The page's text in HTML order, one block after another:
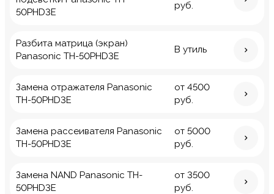
50PHD3E
руб.
Разбита матрица (экран)
Panasonic TH-50PHD3E
В утиль
Замена отражателя Panasonic
TH-50PHD3E
от 4500
руб.
Замена рассеивателя Panasonic
TH-50PHD3E
от 5000
руб.
Замена NAND Panasonic TH-
50PHD3E
от 3500
руб.